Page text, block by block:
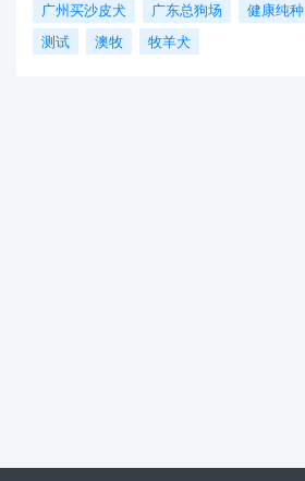
广州买沙皮犬
广东总狗场 健康纯种
测试
澳牧 牧羊犬